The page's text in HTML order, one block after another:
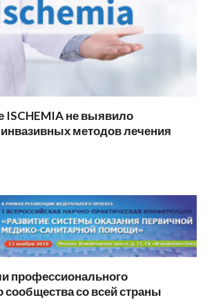
ISCHEMIA не выявило
методов лечения
профессионального
сообщества со всей страны